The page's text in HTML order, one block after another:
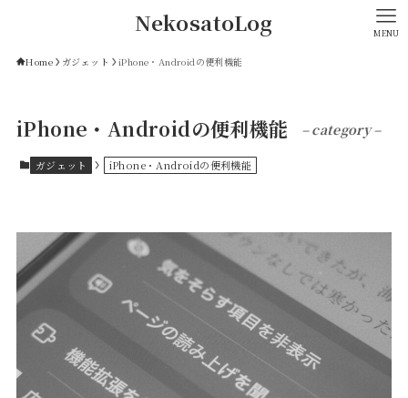
NekosatoLog MENU
Home ガジェット iPhone・Androidの便利機能
iPhone・Androidの便利機能 – category –
ガジェット iPhone・Androidの便利機能